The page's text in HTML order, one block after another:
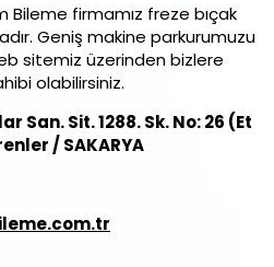
Bileme firmamız freze bıçak
Geniş makine parkurumuzu
sitemiz üzerinden bizlere
olabilirsiniz.
San. Sit. 1288. Sk. No: 26 (Et
/ SAKARYA